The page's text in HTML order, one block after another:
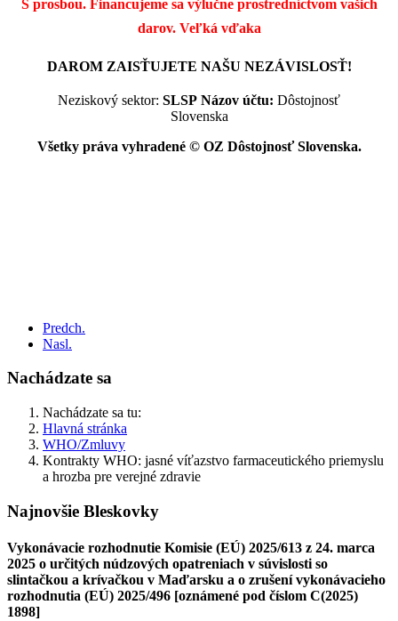
S prosbou. Financujeme sa výlučne prostredníctvom vašich
darov. Veľká vďaka
DAROM ZAISŤUJETE NAŠU NEZÁVISLOSŤ!
Neziskový sektor: SLSP Názov účtu: Dôstojnosť
Slovenska
Všetky práva vyhradené © OZ Dôstojnosť Slovenska.
Predch.
Nasl.
Nachádzate sa
Nachádzate sa tu:
Hlavná stránka
WHO/Zmluvy
Kontrakty WHO: jasné víťazstvo farmaceutického priemyslu
a hrozba pre verejné zdravie
Najnovšie Bleskovky
Vykonávacie rozhodnutie Komisie (EÚ) 2025/613 z 24. marca
2025 o určitých núdzových opatreniach v súvislosti so
slintačkou a krívačkou v Maďarsku a o zrušení vykonávacieho
rozhodnutia (EÚ) 2025/496 [oznámené pod číslom C(2025)
1898]